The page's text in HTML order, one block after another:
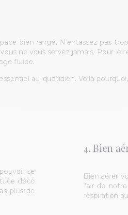
bien rangé. N’entassez pas
ne vous servez jamais. Pour le
fluide.
au quotidien. Voilà
se
déco
plus de
4. Bien
Bien aérer
l’air de
respiration